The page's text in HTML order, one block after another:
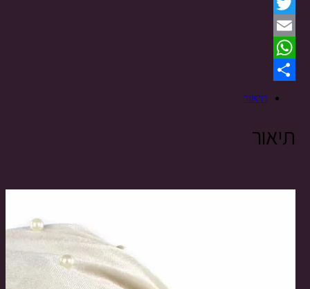
Facebook
Twitter
Email
WhatsApp
תיאור
תיאור